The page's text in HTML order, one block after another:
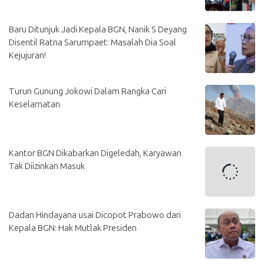
Baru Ditunjuk Jadi Kepala BGN, Nanik S Deyang
Disentil Ratna Sarumpaet: Masalah Dia Soal
Kejujuran!
Turun Gunung Jokowi Dalam Rangka Cari
Keselamatan
Kantor BGN Dikabarkan Digeledah, Karyawan
Tak Diizinkan Masuk
Dadan Hindayana usai Dicopot Prabowo dari
Kepala BGN: Hak Mutlak Presiden